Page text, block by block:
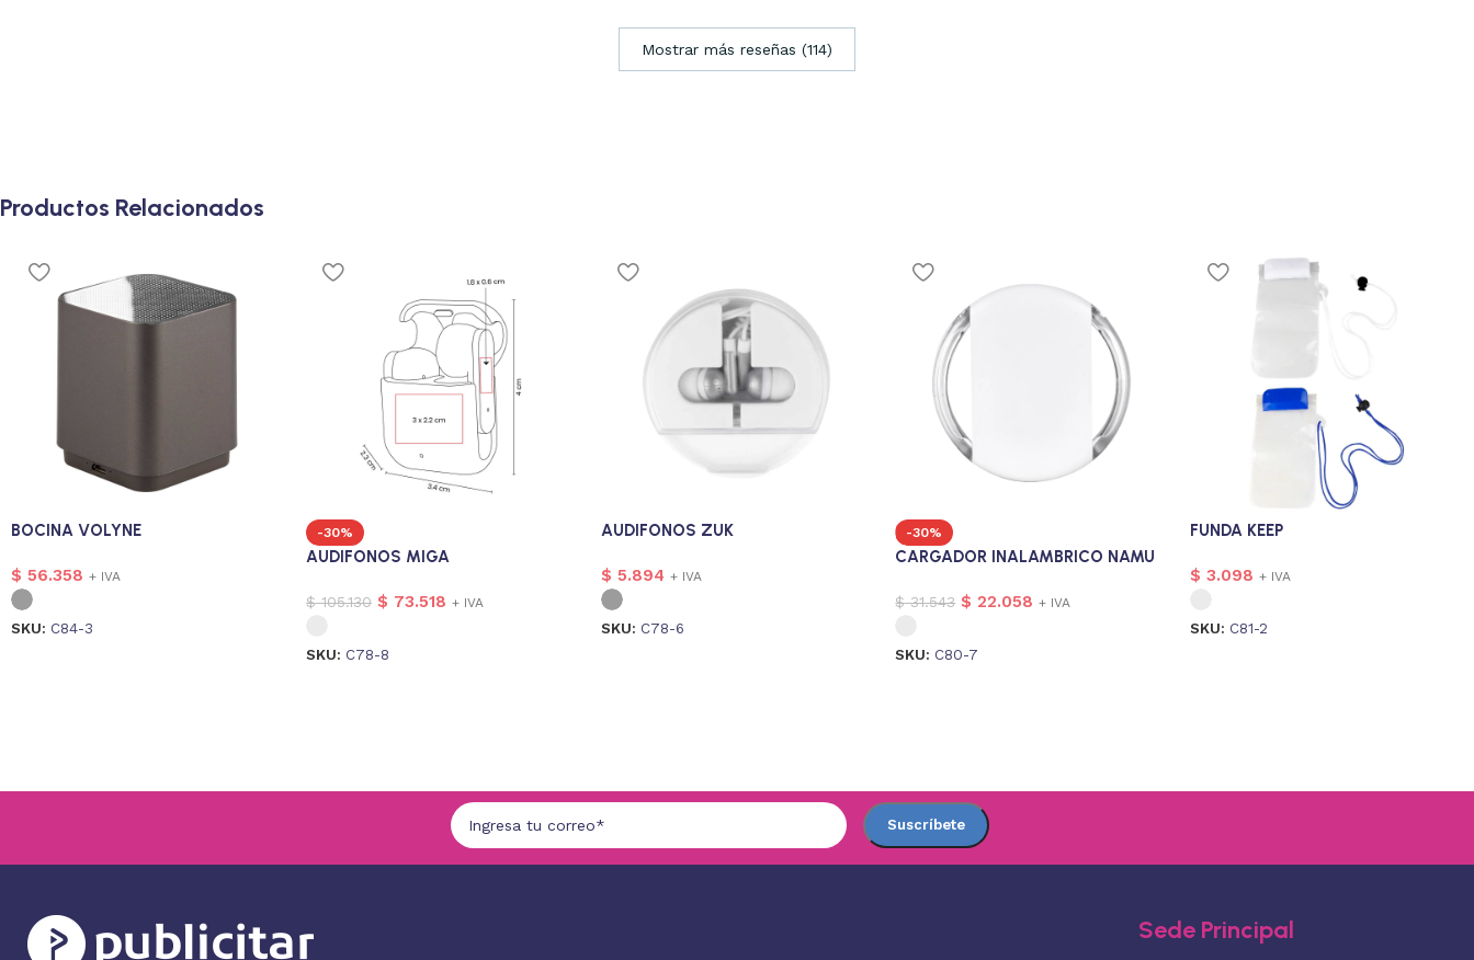
Mostrar más reseñas (114)
Productos Relacionados
BOCINA VOLYNE
$ 56.358 + IVA
SKU: C84-3
-30%
AUDIFONOS MIGA
$105.130 $ 73.518 + IVA
SKU: C78-8
AUDIFONOS ZUK
$ 5.894 + IVA
SKU: C78-6
-30%
CARGADOR INALAMBRICO NAMU
$31.543 $ 22.058 + IVA
SKU: C80-7
FUNDA KEEP
$ 3.098 + IVA
SKU: C81-2
Sede Principal